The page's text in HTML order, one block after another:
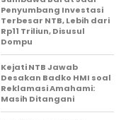
Penyumbang Investasi
Terbesar NTB, Lebih dari
Rp11 Triliun, Disusul
Dompu
Kejati NTB Jawab
Desakan Badko HMI soal
Reklamasi Amahami:
Masih Ditangani